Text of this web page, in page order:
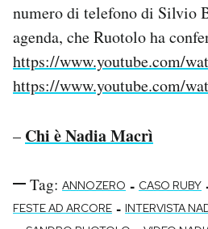
numero di telefono di Silvio
agenda, che Ruotolo ha
https://www.youtube.com/
https://www.youtube.com/
– Chi è Nadia Macrì
Tag: ANNOZERO - CASO RUBY
FESTE AD ARCORE - INTERVISTA